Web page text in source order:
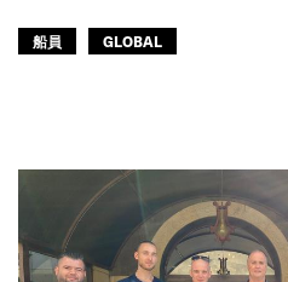
船員 GLOBAL